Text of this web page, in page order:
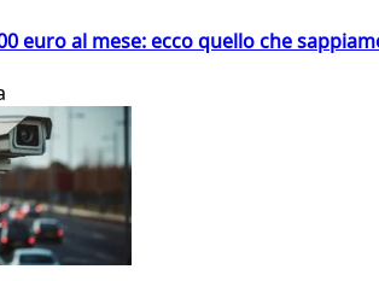
euro al mese: ecco quello che